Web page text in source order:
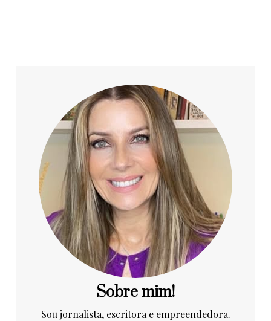
Sobre mim!
Sou jornalista, escritora e empreendedora.